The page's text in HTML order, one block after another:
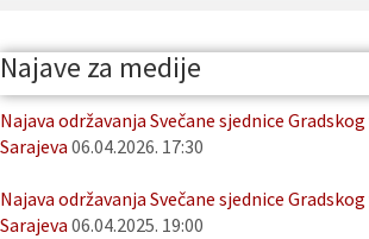
Najave za medije
Najava održavanja Svečane sjednice Gradskog
Sarajeva 06.04.2026. 17:30
Najava održavanja Svečane sjednice Gradskog
Sarajeva 06.04.2025. 19:00